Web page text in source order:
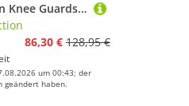
Sweet Protection Knee Guards Pro Knieprotektor
86,30 € 128,95 €
um 00:43; der
geändert haben.